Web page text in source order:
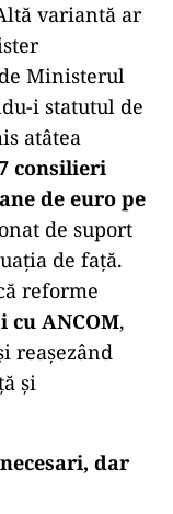
variantă ar
Ministerul
i statutul de
atâtea
consilieri
de euro pe
de suport
de față.
reforme
cu ANCOM,
reașezând
și
dar